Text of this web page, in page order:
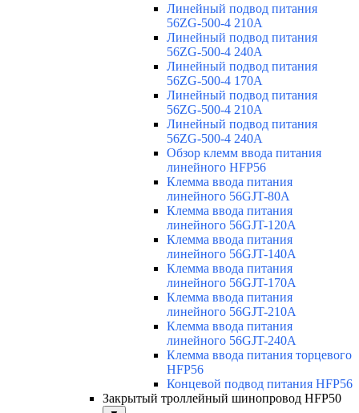
Линейный подвод питания
56ZG-500-4 210A
Линейный подвод питания
56ZG-500-4 240A
Линейный подвод питания
56ZG-500-4 170A
Линейный подвод питания
56ZG-500-4 210A
Линейный подвод питания
56ZG-500-4 240A
Обзор клемм ввода питания
линейного HFP56
Клемма ввода питания
линейного 56GJT-80A
Клемма ввода питания
линейного 56GJT-120A
Клемма ввода питания
линейного 56GJT-140A
Клемма ввода питания
линейного 56GJT-170A
Клемма ввода питания
линейного 56GJT-210A
Клемма ввода питания
линейного 56GJT-240A
Клемма ввода питания торцевого
HFP56
Концевой подвод питания HFP56
Закрытый троллейный шинопровод HFP50